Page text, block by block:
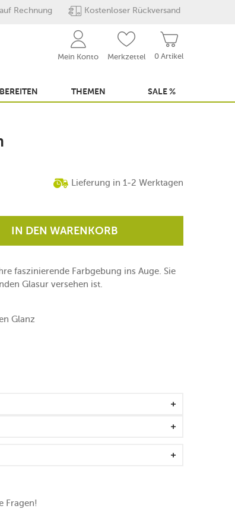
Rechnung Kostenloser Rückversand
0 Artikel
Mein Konto Merkzettel
THEMEN SALE %
Lieferung in 1-2 Werktagen
IN DEN WARENKORB
faszinierende Farbgebung ins Auge. Sie
Glasur versehen ist.
Glanz
Fragen!